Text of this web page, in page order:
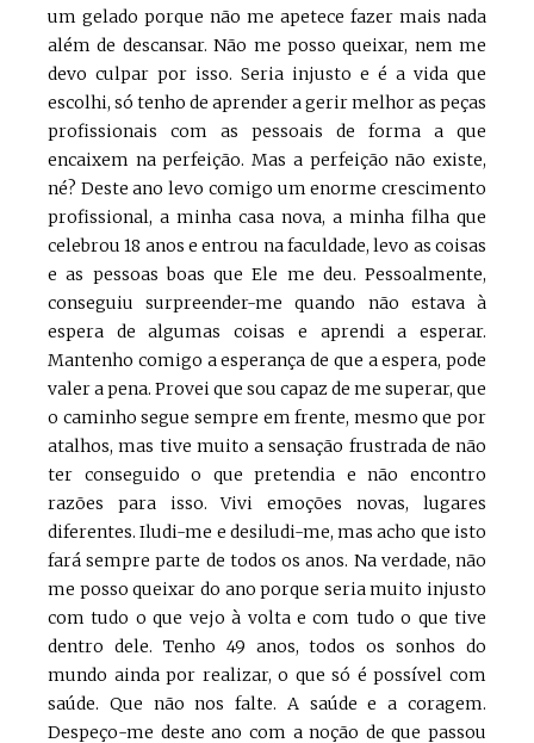
um gelado porque não me apetece fazer mais nada
além de descansar. Não me posso queixar, nem me
devo culpar por isso. Seria injusto e é a vida que
escolhi, só tenho de aprender a gerir melhor as peças
profissionais com as pessoais de forma a que
encaixem na perfeição. Mas a perfeição não existe,
né? Deste ano levo comigo um enorme crescimento
profissional, a minha casa nova, a minha filha que
celebrou 18 anos e entrou na faculdade, levo as coisas
e as pessoas boas que Ele me deu. Pessoalmente,
conseguiu surpreender-me quando não estava à
espera de algumas coisas e aprendi a esperar.
Mantenho comigo a esperança de que a espera, pode
valer a pena. Provei que sou capaz de me superar, que
o caminho segue sempre em frente, mesmo que por
atalhos, mas tive muito a sensação frustrada de não
ter conseguido o que pretendia e não encontro
razões para isso. Vivi emoções novas, lugares
diferentes. Iludi-me e desiludi-me, mas acho que isto
fará sempre parte de todos os anos. Na verdade, não
me posso queixar do ano porque seria muito injusto
com tudo o que vejo à volta e com tudo o que tive
dentro dele. Tenho 49 anos, todos os sonhos do
mundo ainda por realizar, o que só é possível com
saúde. Que não nos falte. A saúde e a coragem.
Despeço-me deste ano com a noção de que passou